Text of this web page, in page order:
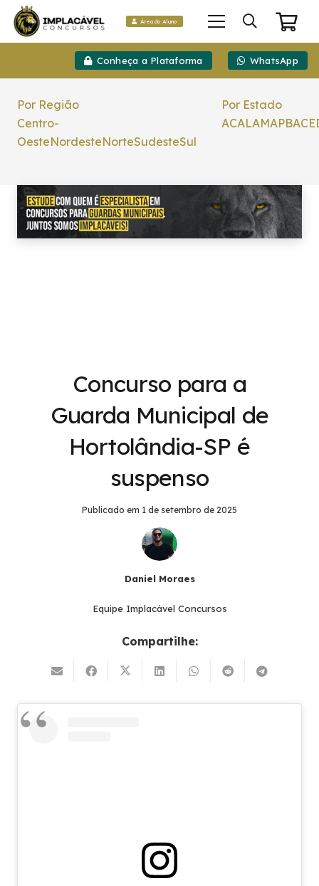
Área do Aluno
Conheça a Plataforma WhatsApp
Por Região
Centro-
OesteNordesteNorteSudesteSul
Por Estado
ACALAMAPBACE
Concurso para a
Guarda Municipal de
Hortolândia-SP é
suspenso
Publicado em 1 de setembro de 2025
Daniel Moraes
Equipe Implacável Concursos
Compartilhe: